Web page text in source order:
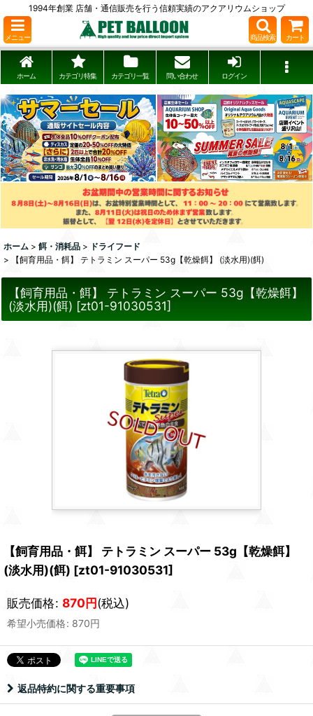
1994年創業 店舗・通信販売を行う信頼実績のアクアリウムショップ
メニュー 商品検索 カート
ホーム カテゴリ特集 カテゴリ一覧 問い合わせ ログイン
ホーム > 餌・消耗品 > ドライフード
>
【飼育用品・餌】 テトラミン スーパー 53g【乾燥餌】 (淡水用)(餌)
【飼育用品・餌】 テトラミン スーパー 53g【乾燥餌】
(淡水用)(餌) [zt01-91030531]
【飼育用品・餌】 テトラミン スーパー 53g【乾燥餌】
(淡水用)(餌) [zt01-91030531]
販売価格: 870円(税込)
希望小売価格: 870円
返品特約に関する重要事項